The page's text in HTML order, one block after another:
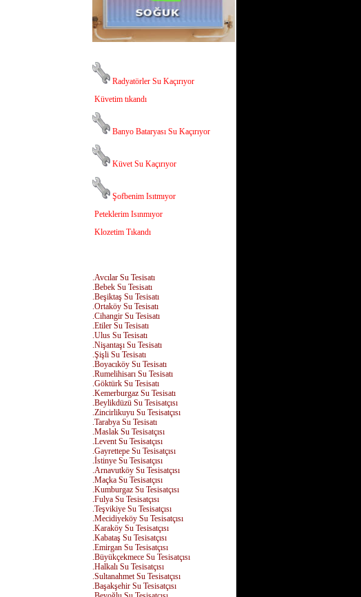
Radyatörler Su Kaçırıyor
Küvetim tıkandı
Banyo Bataryası Su Kaçırıyor
Küvet Su Kaçırıyor
Şofbenim Isıtmıyor
Peteklerim Isınmıyor
Klozetim Tıkandı
.Avcılar Su Tesisatı
.Bebek Su Tesisatı
.Beşiktaş Su Tesisatı
.Ortaköy Su Tesisatı
.Cihangir Su Tesisatı
.Etiler Su Tesisatı
.Ulus Su Tesisatı
.Nişantaşı Su Tesisatı
.Şişli Su Tesisatı
.Boyacıköy Su Tesisatı
.Rumelihisarı Su Tesisatı
.Göktürk Su Tesisatı
.Kemerburgaz Su Tesisatı
.Beylikdüzü Su Tesisatçısı
.Zincirlikuyu Su Tesisatçısı
.Tarabya Su Tesisatı
.Maslak Su Tesisatçısı
.Levent Su Tesisatçısı
.Gayrettepe Su Tesisatçısı
.İstinye Su Tesisatçısı
.Arnavutköy Su Tesisatçısı
.Maçka Su Tesisatçısı
.Kumburgaz Su Tesisatçısı
.Fulya Su Tesisatçısı
.Teşvikiye Su Tesisatçısı
.Mecidiyeköy Su Tesisatçısı
.Karaköy Su Tesisatçısı
.Kabataş Su Tesisatçısı
.Emirgan Su Tesisatçısı
.Büyükçekmece Su Tesisatçısı
.Halkalı Su Tesisatçısı
.Sultanahmet Su Tesisatçısı
.Başakşehir Su Tesisatçısı